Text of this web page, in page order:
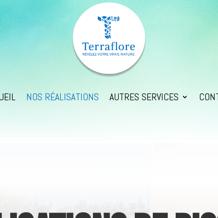
NOS RÉALISATIONS AUTRES SERVICES